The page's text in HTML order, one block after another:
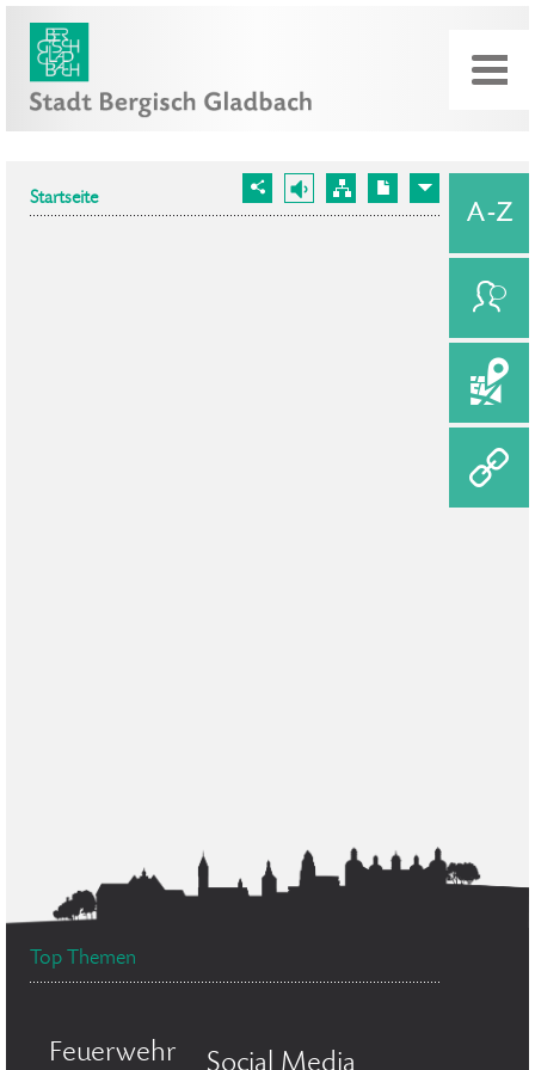
Startseite
Top Themen
Feuerwehr